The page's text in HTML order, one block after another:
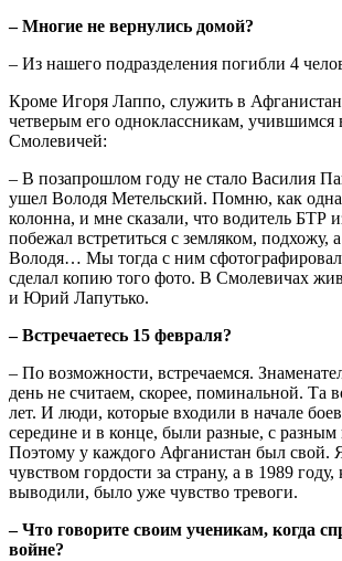
‒ Многие не вернулись домой?
‒ Из нашего подразделения погибли 4
Кроме Игоря Лаппо, служить в
четверым его одноклассникам, учившимся
Смолевичей:
– В позапрошлом году не стало Василия
ушел Володя Метельский. Помню, как
колонна, и мне сказали, что водитель БТР
побежал встретиться с земляком, подхожу,
Володя… Мы тогда с ним
сделал копию того фото. В Смолевичах
и Юрий Лапутько.
‒ Встречаетесь 15 февраля?
‒ По возможности, встречаемся.
день не считаем, скорее, поминальной. Та
лет. И люди, которые входили в начале
середине и в конце, были разные, с разным
Поэтому у каждого Афганистан был свой.
чувством гордости за страну, а в 1989 году,
выводили, было уже чувство тревоги.
‒ Что говорите своим ученикам, когда
войне?